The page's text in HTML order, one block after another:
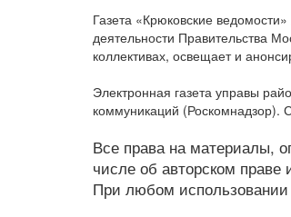
Газета «Крюковские
деятельности Правительства
коллективах, освещает и
Электронная газета управы
коммуникаций (Роскомнадзор).
Все права на материалы,
числе об авторском
При любом использовании